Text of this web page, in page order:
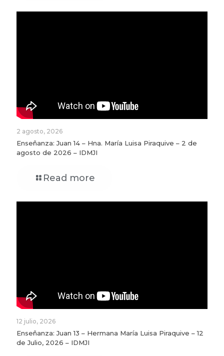
2 agosto, 2026
Enseñanza: Juan 14 – Hna. María Luisa Piraquive – 2 de
agosto de 2026 – IDMJI
Read more
12 julio, 2026
Enseñanza: Juan 13 – Hermana María Luisa Piraquive – 12
de Julio, 2026 – IDMJI